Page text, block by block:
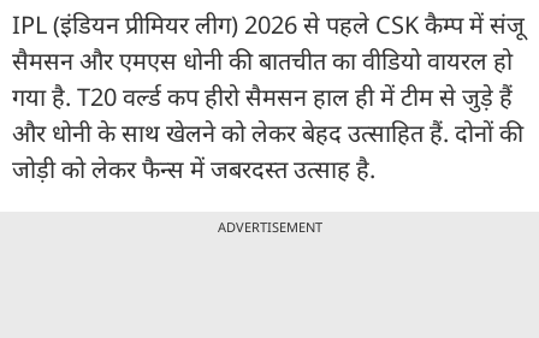
IPL (इंड‍ियन प्रीम‍ियर लीग) 2026 से पहले CSK कैम्प में संजू
सैमसन और एमएस धोनी की बातचीत का वीडियो वायरल हो
गया है. T20 वर्ल्ड कप हीरो सैमसन हाल ही में टीम से जुड़े हैं
और धोनी के साथ खेलने को लेकर बेहद उत्साहित हैं. दोनों की
जोड़ी को लेकर फैन्स में जबरदस्त उत्साह है.
ADVERTISEMENT